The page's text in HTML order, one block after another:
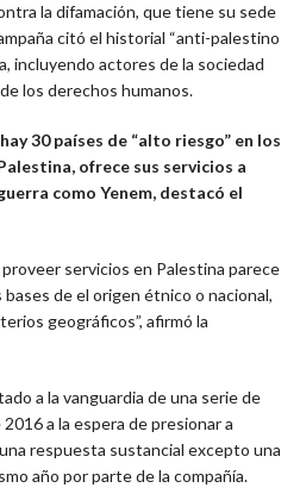
la difamación, que tiene su sede
citó el historial “anti-palestino
incluyendo actores de la sociedad
los derechos humanos.
30 países de “alto riesgo” en los
ofrece sus servicios a
como Yenem, destacó el
proveer servicios en Palestina parece
de el origen étnico o nacional,
geográficos”, afirmó la
a la vanguardia de una serie de
a la espera de presionar a
respuesta sustancial excepto una
año por parte de la compañía.